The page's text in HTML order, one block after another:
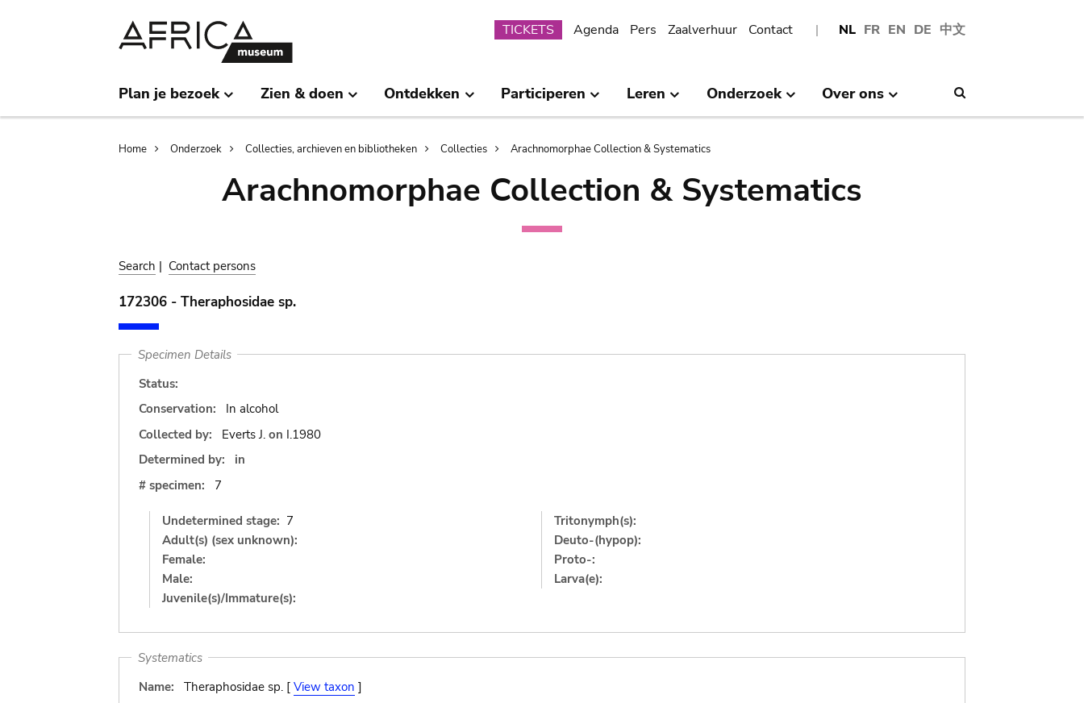
NL FR EN DE 中文
Submenu
TICKETS Agenda Pers Zaalverhuur Contact
Plan je bezoek Zien & doen Ontdekken Participeren Leren Onderzoek Over ons
Breadcrumb
Home Onderzoek Collecties, archieven en bibliotheken Collecties Arachnomorphae Collection & Systematics
Arachnomorphae Collection & Systematics
Search | Contact persons
172306 - Theraphosidae sp.
Specimen Details
Status:
Conservation:
In alcohol
Collected by:
Everts J. on I.1980
Determined by:
in
# specimen:
7
Undetermined stage: 7
Adult(s) (sex unknown):
Female:
Male:
Juvenile(s)/Immature(s):
Tritonymph(s):
Deuto-(hypop):
Proto-:
Larva(e):
Systematics
Name:
Theraphosidae sp. [ View taxon ]